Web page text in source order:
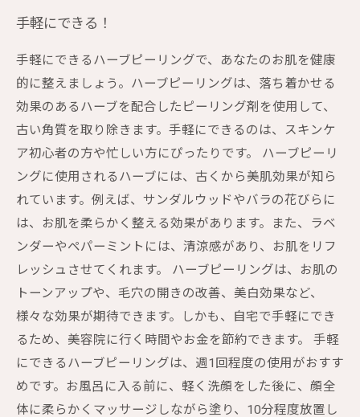
手軽にできる！
手軽にできるハーブピーリングで、あなたのお肌を健康
的に整えましょう。ハーブピーリングは、落ち着かせる
効果のあるハーブを配合したピーリング剤を使用して、
古い角質を取り除きます。手軽にできるのは、スキンケ
ア初心者の方や忙しい方にぴったりです。 ハーブピーリ
ングに使用されるハーブには、古くから美肌効果が知ら
れています。例えば、サンダルウッドやバラの花びらに
は、お肌を柔らかく整える効果があります。また、ラベ
ンダーやペパーミントには、清涼感があり、お肌をリフ
レッシュさせてくれます。 ハーブピーリングは、お肌の
トーンアップや、毛穴の開きの改善、美白効果など、
様々な効果が期待できます。しかも、自宅で手軽にでき
るため、美容院に行く時間やお金を節約できます。 手軽
にできるハーブピーリングは、週1回程度の使用がおすす
めです。お風呂に入る前に、軽く洗顔をした後に、顔全
体に柔らかくマッサージしながら塗り、10分程度放置し